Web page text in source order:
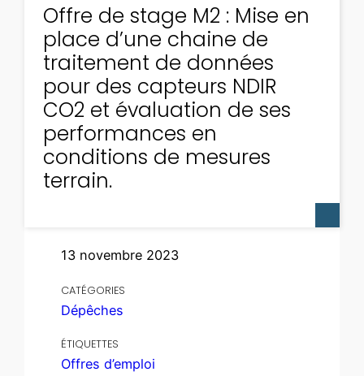
Offre de stage M2 : Mise en
place d’une chaine de
traitement de données
pour des capteurs NDIR
CO2 et évaluation de ses
performances en
conditions de mesures
terrain.
13 novembre 2023
CATÉGORIES
Dépêches
ÉTIQUETTES
Offres d’emploi